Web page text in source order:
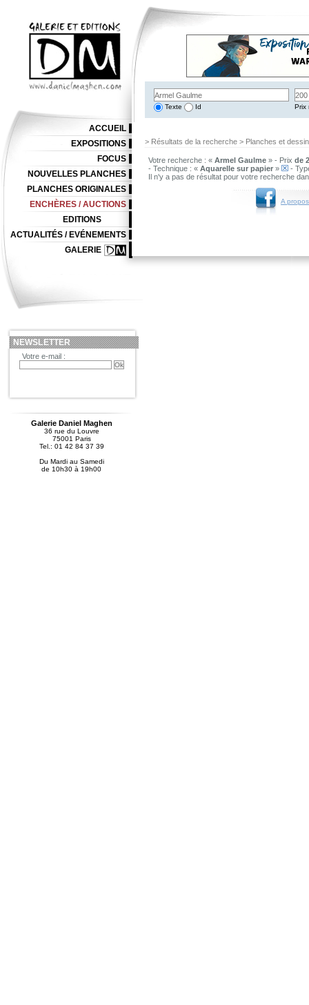
Texte Id Prix
> Résultats de la recherche > Planches et
Votre recherche : « Armel Gaulme » - Prix de
- Technique : « Aquarelle sur papier »
-
Il n'y a pas de résultat pour votre recherche
A
ACCUEIL
EXPOSITIONS
FOCUS
NOUVELLES PLANCHES
PLANCHES ORIGINALES
ENCHÈRES / AUCTIONS
EDITIONS
ACTUALITÉS / EVÉNEMENTS
GALERIE
NEWSLETTER
Votre e-mail :
Galerie Daniel Maghen
36 rue du Louvre
75001 Paris
Tel.: 01 42 84 37 39
Du Mardi au Samedi
de 10h30 à 19h00